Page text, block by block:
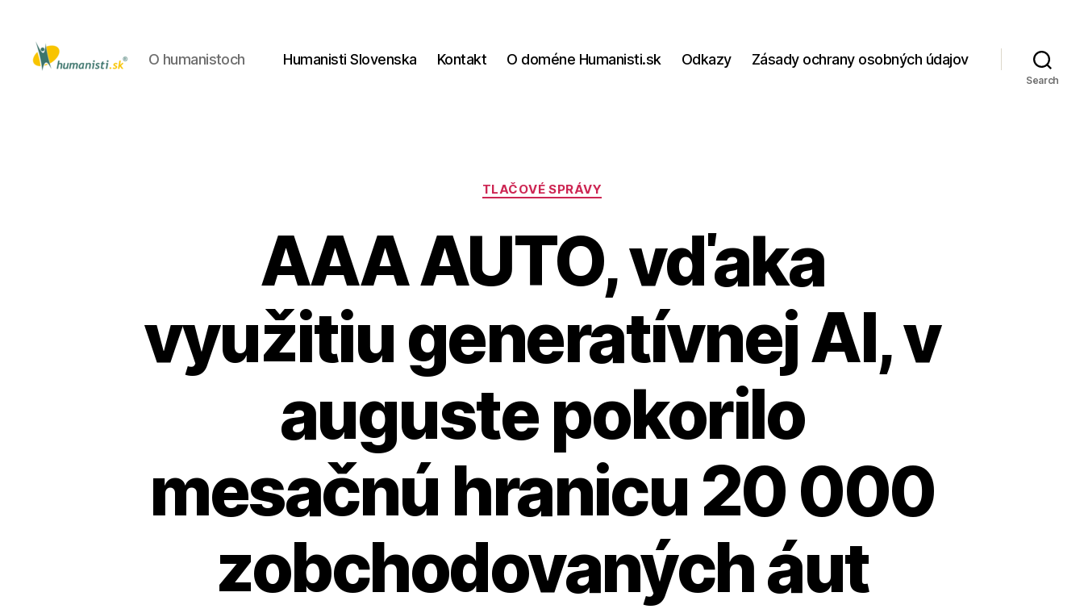
O humanistoch Humanisti Slovenska Kontakt O doméne Humanisti.sk Odkazy Zásady ochrany osobných údajov
Search
Kategórie
TLAČOVÉ SPRÁVY
AAA AUTO, vďaka
využitiu generatívnej AI, v
auguste pokorilo
mesačnú hranicu 20 000
zobchodovaných áut